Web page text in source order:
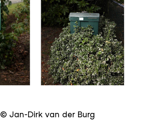
© Jan-Dirk van der Burg